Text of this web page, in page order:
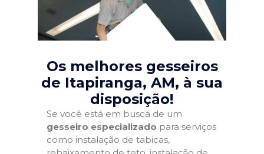
Os melhores gesseiros
de Itapiranga, AM, à sua
disposição!
Se você está em busca de um
gesseiro especializado para serviços
como instalação de tabicas,